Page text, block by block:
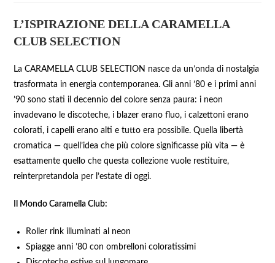
L’ISPIRAZIONE DELLA CARAMELLA
CLUB SELECTION
La CARAMELLA CLUB SELECTION nasce da un’onda di nostalgia
trasformata in energia contemporanea. Gli anni ’80 e i primi anni
’90 sono stati il decennio del colore senza paura: i neon
invadevano le discoteche, i blazer erano fluo, i calzettoni erano
colorati, i capelli erano alti e tutto era possibile. Quella libertà
cromatica — quell’idea che più colore significasse più vita — è
esattamente quello che questa collezione vuole restituire,
reinterpretandola per l’estate di oggi.
Il Mondo Caramella Club:
Roller rink illuminati al neon
Spiagge anni ’80 con ombrelloni coloratissimi